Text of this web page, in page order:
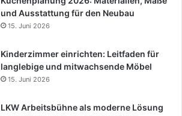
und Ausstattung für den Neubau
15. Juni 2026
Kinderzimmer einrichten: Leitfaden für
langlebige und mitwachsende Möbel
15. Juni 2026
LKW Arbeitsbühne als moderne Lösung